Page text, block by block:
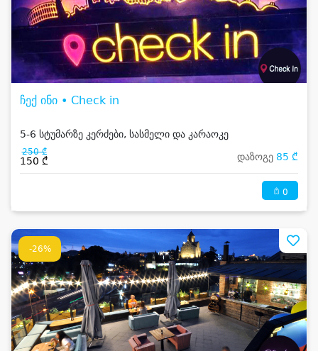
ჩექ ინი • Check in
5-6 სტუმარზე კერძები, სასმელი და კარაოკე
250 ₾
150 ₾ დაზოგე 85 ₾
0
-26%